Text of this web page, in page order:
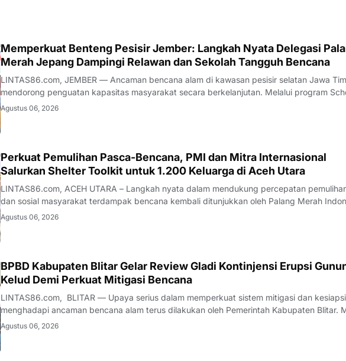
Memperkuat Benteng Pesisir Jember: Langkah Nyata Delegasi
Merah Jepang Dampingi Relawan dan Sekolah Tangguh Bencana
LINTAS86.com, JEMBER — Ancaman bencana alam di kawasan pesisir selatan Jawa
mendorong penguatan kapasitas masyarakat secara berkelanjutan. Melalui program
and Community Resilience (SCR), Palang Merah Indonesia (PMI) Kabupaten Jember
Agustus 06, 2026
Perkuat Pemulihan Pasca-Bencana, PMI dan Mitra Internasional
Salurkan Shelter Toolkit untuk 1.200 Keluarga di Aceh Utara
LINTAS86.com, ACEH UTARA – Langkah nyata dalam mendukung percepatan
dan sosial masyarakat terdampak bencana kembali ditunjukkan oleh Palang Merah
(PMI). Melalui Tim Cash and Voucher Assistance (CVA) PMI Kabupaten Aceh Utara,
Agustus 06, 2026
BPBD Kabupaten Blitar Gelar Review Gladi Kontinjensi Erupsi
Kelud Demi Perkuat Mitigasi Bencana
LINTAS86.com, BLITAR — Upaya serius dalam memperkuat sistem mitigasi dan
menghadapi ancaman bencana alam terus dilakukan oleh Pemerintah Kabupaten Blitar.
Badan Penanggulangan Bencana Daerah (BPBD) Kabupaten Blitar, sebuah forum strategis
Agustus 06, 2026